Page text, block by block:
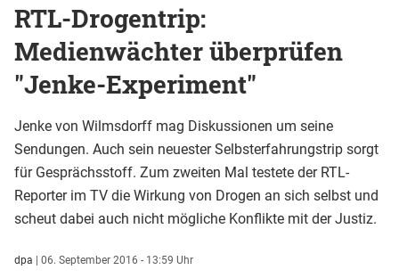
RTL-Drogentrip:
Medienwächter überprüfen
"Jenke-Experiment"
Jenke von Wilmsdorff mag Diskussionen um seine
Sendungen. Auch sein neuester Selbsterfahrungstrip sorgt
für Gesprächsstoff. Zum zweiten Mal testete der RTL-
Reporter im TV die Wirkung von Drogen an sich selbst und
scheut dabei auch nicht mögliche Konflikte mit der Justiz.
dpa | 06. September 2016 - 13:59 Uhr